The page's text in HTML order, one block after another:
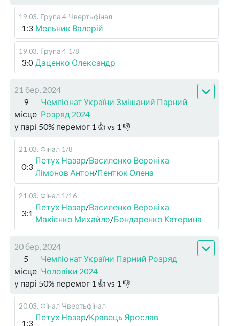
19.03. Група 4 Чвертьфінал
1:3 Мельник Валерій
19.03. Група 4 1/8
3:0 Даценко Олександр
21 бер, 2024
9
місце
Чемпіонат України Змішаний Парний
Розряд 2024
у парі 50% перемог 1 👍 vs 1 👎
21.03. Фінал 1/8
0:3
Петух Назар/Василенко Вероніка
Лімонов Антон/Пентюк Олена
21.03. Фінал 1/16
3:1
Петух Назар/Василенко Вероніка
Макієнко Михайло/Бондаренко Катерина
20 бер, 2024
5
місце
Чемпіонат України Парний Розряд
Чоловіки 2024
у парі 50% перемог 1 👍 vs 1 👎
20.03. Фінал Чвертьфінал
1:3
Петух Назар/Кравець Ярослав